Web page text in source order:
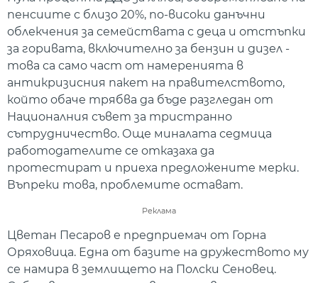
пенсиите с близо 20%, по-високи данъчни
облекчения за семействата с деца и отстъпки
за горивата, включително за бензин и дизел -
това са само част от намеренията в
антикризисния пакет на правителството,
който обаче трябва да бъде разгледан от
Националния съвет за тристранно
сътрудничество. Още миналата седмица
работодателите се отказаха да
протестират и приеха предложените мерки.
Въпреки това, проблемите остават.
Реклама
Цветан Песаров е предприемач от Горна
Оряховица. Една от базите на дружеството му
се намира в землището на Полски Сеновец.